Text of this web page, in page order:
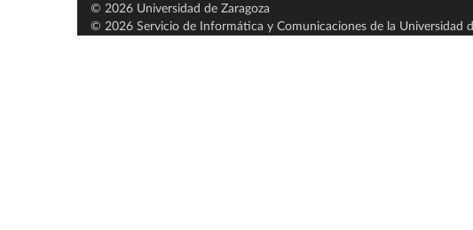
© 2026 Universidad de Zaragoza
© 2026 Servicio de Informática y Comunicaciones de la Universidad